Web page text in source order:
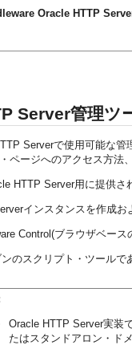
Oracle HTTP
Server管理ツ
Serverで使用可能な
ページへのアクセス方法
HTTP Server用に提供さ
インスタンスを作成
Control(ブラウザベース
のスクリプト・ツール
Oracle HTTP Server実装
たはスタンドアロン・ド